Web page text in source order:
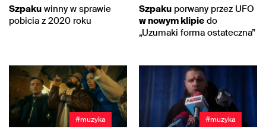
Szpaku winny w sprawie
pobicia z 2020 roku
Szpaku porwany przez UFO
w nowym klipie do
„Uzumaki forma ostateczna”
#muzyka #muzyka